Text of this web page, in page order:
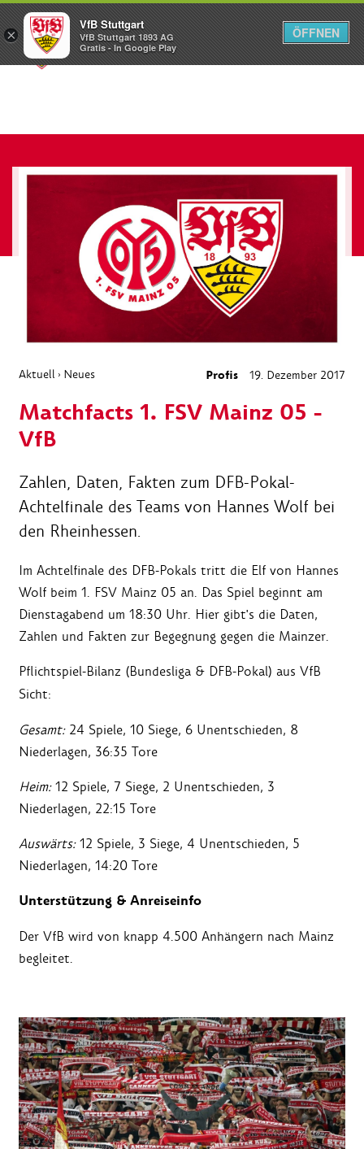
Menü
Aktuell › Neues Profis 19. Dezember 2017
Matchfacts 1. FSV Mainz 05 -
VfB
Zahlen, Daten, Fakten zum DFB-Pokal-
Achtelfinale des Teams von Hannes Wolf bei
den Rheinhessen.
Im Achtelfinale des DFB-Pokals tritt die Elf von Hannes
Wolf beim 1. FSV Mainz 05 an. Das Spiel beginnt am
Dienstagabend um 18:30 Uhr. Hier gibt's die Daten,
Zahlen und Fakten zur Begegnung gegen die Mainzer.
Pflichtspiel-Bilanz (Bundesliga & DFB-Pokal) aus VfB
Sicht:
Gesamt:24 Spiele, 10 Siege, 6 Unentschieden, 8
Niederlagen, 36:35 Tore
Heim:12 Spiele, 7 Siege, 2 Unentschieden, 3
Niederlagen, 22:15 Tore
Auswärts:12 Spiele, 3 Siege, 4 Unentschieden, 5
Niederlagen, 14:20 Tore
Unterstützung & Anreiseinfo
Der VfB wird von knapp 4.500 Anhängern nach Mainz
begleitet.
×
VfB Stuttgart
VfB Stuttgart 1893 AG
Gratis - In Google Play
ÖFFNEN